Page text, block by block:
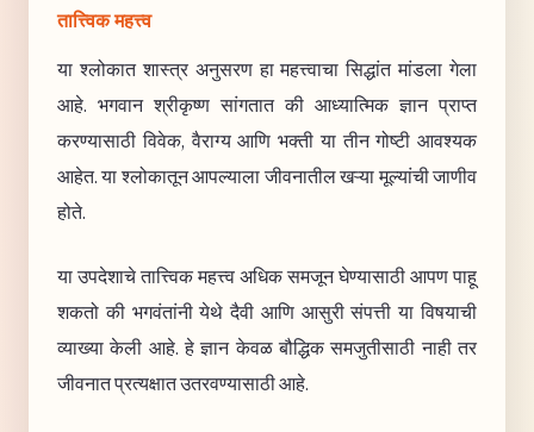
तात्त्विक महत्त्व
या श्लोकात शास्त्र अनुसरण हा महत्त्वाचा सिद्धांत मांडला गेला
आहे. भगवान श्रीकृष्ण सांगतात की आध्यात्मिक ज्ञान प्राप्त
करण्यासाठी विवेक, वैराग्य आणि भक्ती या तीन गोष्टी आवश्यक
आहेत. या श्लोकातून आपल्याला जीवनातील खऱ्या मूल्यांची जाणीव
होते.
या उपदेशाचे तात्त्विक महत्त्व अधिक समजून घेण्यासाठी आपण पाहू
शकतो की भगवंतांनी येथे दैवी आणि आसुरी संपत्ती या विषयाची
व्याख्या केली आहे. हे ज्ञान केवळ बौद्धिक समजुतीसाठी नाही तर
जीवनात प्रत्यक्षात उतरवण्यासाठी आहे.